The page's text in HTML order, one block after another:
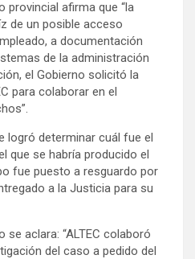
provincial afirma que “la
de un posible acceso
a documentación
de la administración
el Gobierno solicitó la
para colaborar en el
logró determinar cuál fue el
que se habría producido el
fue puesto a resguardo por
a la Justicia para su
aclara: “ALTEC colaboró
del caso a pedido del